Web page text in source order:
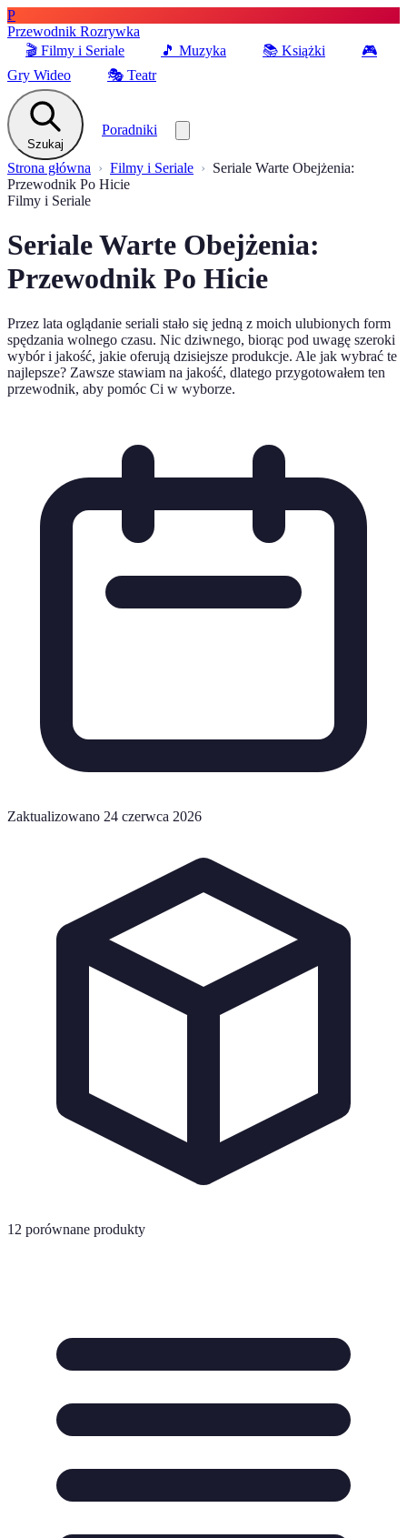
P
Przewodnik Rozrywka
🎬 Filmy i Seriale 🎵 Muzyka 📚 Książki
🎮
Gry Wideo
🎭 Teatr
Szukaj
Poradniki
Strona główna Filmy i Seriale
Seriale Warte Obejżenia:
Przewodnik Po Hicie
Filmy i Seriale
Seriale Warte Obejżenia:
Przewodnik Po Hicie
Przez lata oglądanie seriali stało się jedną z moich ulubionych form
spędzania wolnego czasu. Nic dziwnego, biorąc pod uwagę szeroki
wybór i jakość, jakie oferują dzisiejsze produkcje. Ale jak wybrać te
najlepsze? Zawsze stawiam na jakość, dlatego przygotowałem ten
przewodnik, aby pomóc Ci w wyborze.
Zaktualizowano 24 czerwca 2026
12 porównane produkty